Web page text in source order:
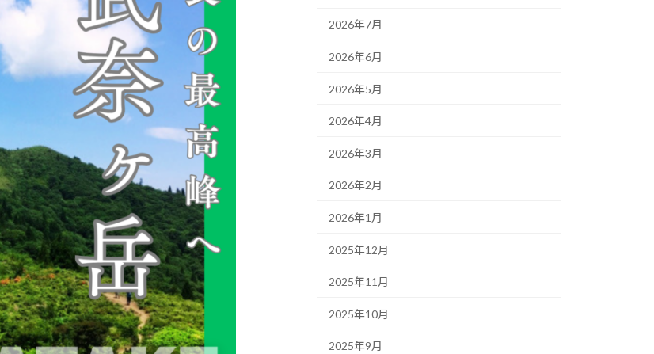
2026年7月
2026年6月
2026年5月
2026年4月
2026年3月
2026年2月
2026年1月
2025年12月
2025年11月
2025年10月
2025年9月